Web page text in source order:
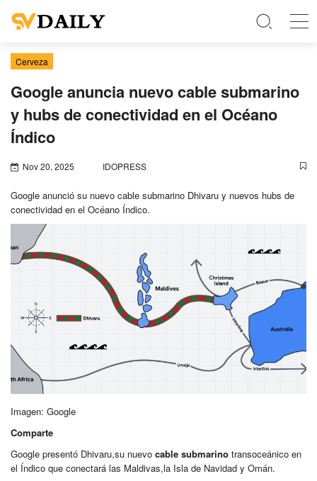
Cerveza
Google anuncia nuevo cable submarino
y hubs de conectividad en el Océano
Índico
Nov 20, 2025 IDOPRESS
Google anunció su nuevo cable submarino Dhivaru y nuevos hubs de
conectividad en el Océano Índico.
Imagen: Google
Comparte
Google presentó Dhivaru,su nuevo cable submarino transoceánico en
el Índico que conectará las Maldivas,la Isla de Navidad y Omán.